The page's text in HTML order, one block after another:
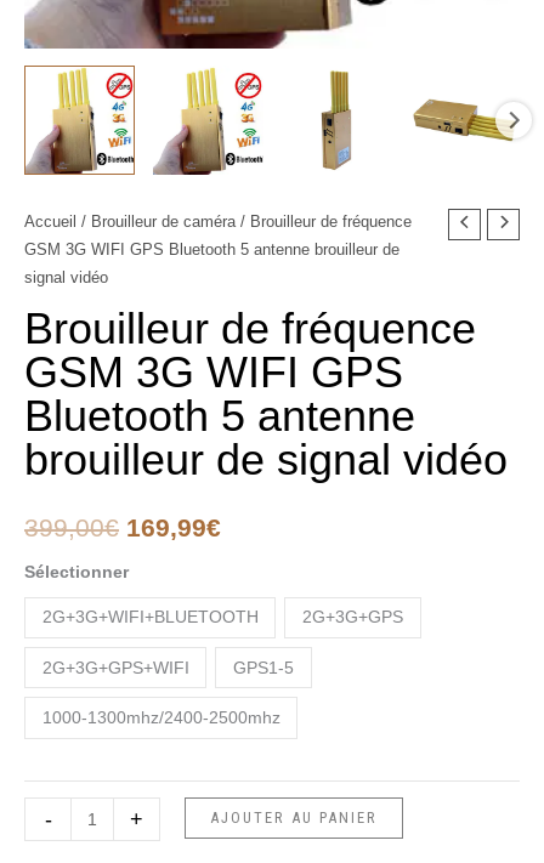
Accueil / Brouilleur de caméra / Brouilleur de fréquence
GSM 3G WIFI GPS Bluetooth 5 antenne brouilleur de
signal vidéo
Brouilleur de fréquence
GSM 3G WIFI GPS
Bluetooth 5 antenne
brouilleur de signal vidéo
399,00€
Le
initial
était :
399,00€.
169,99€
Le
actuel
est :
169,99€.
Sélectionner
2G+3G+WIFI+BLUETOOTH 2G+3G+GPS
2G+3G+GPS+WIFI GPS1-5
1000-1300mhz/2400-2500mhz
-
quantité
de
Brouilleur
de
fréquence
GSM
3G
WIFI
GPS
5
signal
vidéo
+ AJOUTER AU PANIER